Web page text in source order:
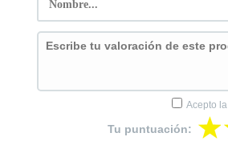
Tu puntuación:
Acepto la